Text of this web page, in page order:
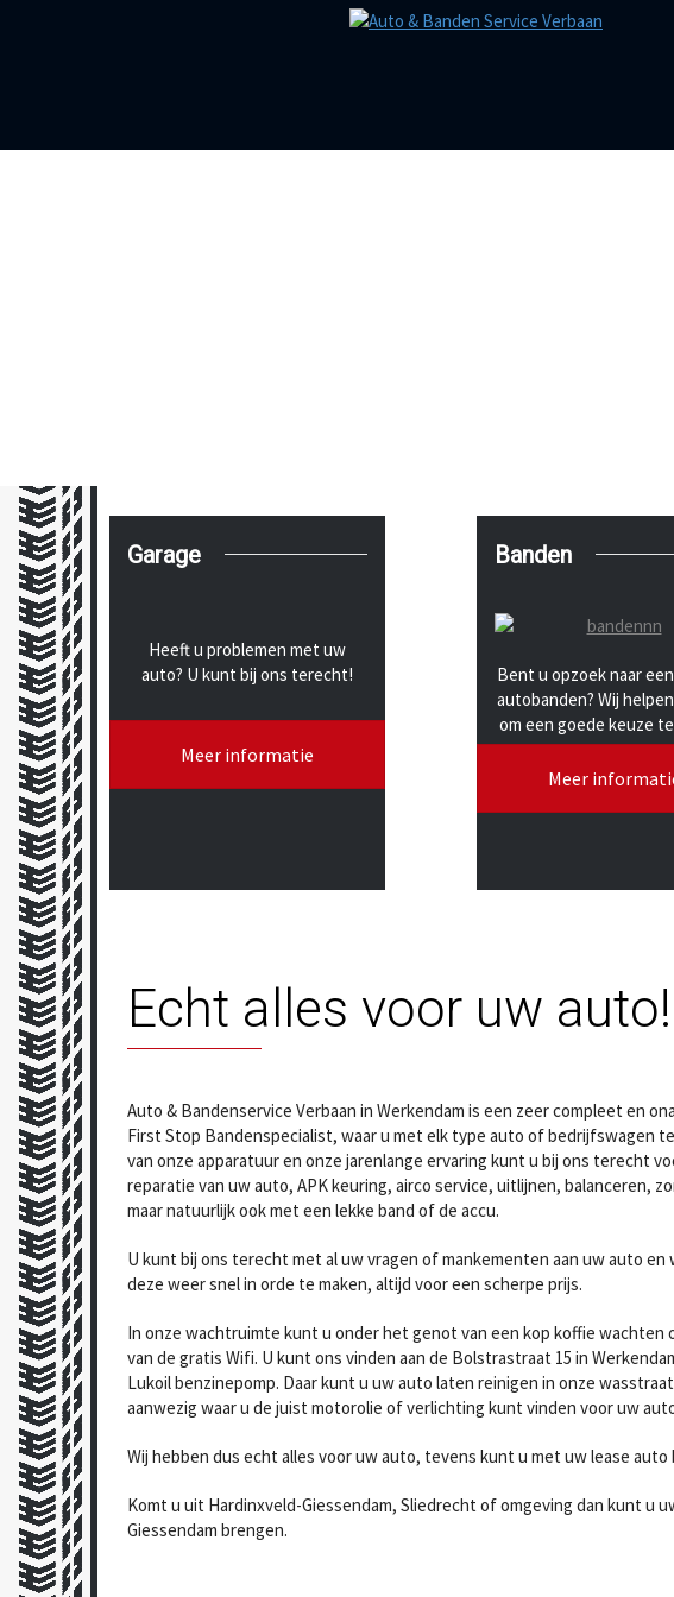
Garage
Heeft u problemen met uw
auto? U kunt bij ons terecht!
Meer informatie
Banden
Bent u opzoek naar
autobanden? Wij
om een goede keuze
Meer
Echt alles voor uw auto!
Auto & Bandenservice Verbaan in Werkendam is een zeer compleet en
First Stop Bandenspecialist, waar u met elk type auto of bedrijfswagen
van onze apparatuur en onze jarenlange ervaring kunt u bij ons terecht
reparatie van uw auto, APK keuring, airco service, uitlijnen, balanceren,
maar natuurlijk ook met een lekke band of de accu.
U kunt bij ons terecht met al uw vragen of mankementen aan uw auto en
deze weer snel in orde te maken, altijd voor een scherpe prijs.
In onze wachtruimte kunt u onder het genot van een kop koffie wachten
van de gratis Wifi. U kunt ons vinden aan de Bolstrastraat 15 in
Lukoil benzinepomp. Daar kunt u uw auto laten reinigen in onze
aanwezig waar u de juist motorolie of verlichting kunt vinden voor uw
Wij hebben dus echt alles voor uw auto, tevens kunt u met uw lease
Komt u uit Hardinxveld-Giessendam, Sliedrecht of omgeving dan kunt u
Giessendam brengen.